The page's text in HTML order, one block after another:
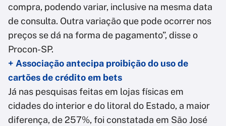
compra, podendo variar, inclusive na mesma data
de consulta. Outra variação que pode ocorrer nos
preços se dá na forma de pagamento”, disse o
Procon-SP.
+ Associação antecipa proibição do uso de
cartões de crédito em bets
Já nas pesquisas feitas em lojas físicas em
cidades do interior e do litoral do Estado, a maior
diferença, de 257%, foi constatada em São José